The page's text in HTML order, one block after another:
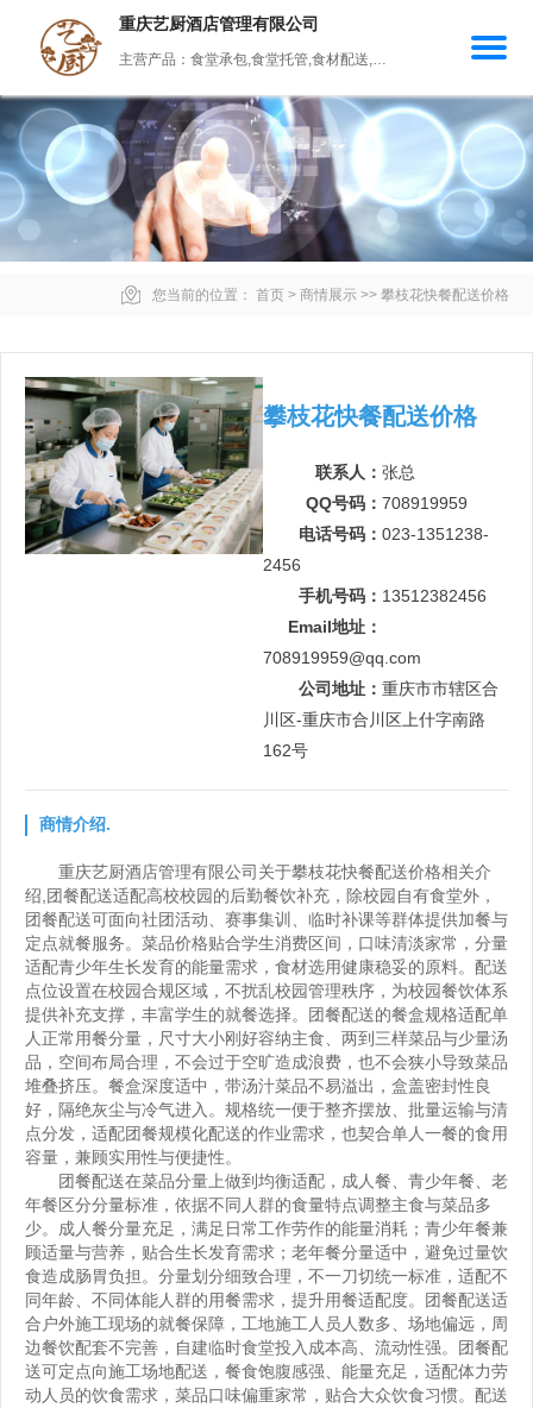
重庆艺厨酒店管理有限公司
主营产品：食堂承包,食堂托管,食材配送,团餐配送,餐饮服务
您当前的位置： 首页 > 商情展示 >> 攀枝花快餐配送价格
攀枝花快餐配送价格
联系人： 张总
QQ号码： 708919959
电话号码： 023-1351238-
2456
手机号码： 13512382456
Email地址：
708919959@qq.com
公司地址： 重庆市市辖区合
川区-重庆市合川区上什字南路
162号
商情介绍.
重庆艺厨酒店管理有限公司关于攀枝花快餐配送价格相关介
绍,团餐配送适配高校校园的后勤餐饮补充，除校园自有食堂外，
团餐配送可面向社团活动、赛事集训、临时补课等群体提供加餐与
定点就餐服务。菜品价格贴合学生消费区间，口味清淡家常，分量
适配青少年生长发育的能量需求，食材选用健康稳妥的原料。配送
点位设置在校园合规区域，不扰乱校园管理秩序，为校园餐饮体系
提供补充支撑，丰富学生的就餐选择。团餐配送的餐盒规格适配单
人正常用餐分量，尺寸大小刚好容纳主食、两到三样菜品与少量汤
品，空间布局合理，不会过于空旷造成浪费，也不会狭小导致菜品
堆叠挤压。餐盒深度适中，带汤汁菜品不易溢出，盒盖密封性良
好，隔绝灰尘与冷气进入。规格统一便于整齐摆放、批量运输与清
点分发，适配团餐规模化配送的作业需求，也契合单人一餐的食用
容量，兼顾实用性与便捷性。
团餐配送在菜品分量上做到均衡适配，成人餐、青少年餐、老
年餐区分分量标准，依据不同人群的食量特点调整主食与菜品多
少。成人餐分量充足，满足日常工作劳作的能量消耗；青少年餐兼
顾适量与营养，贴合生长发育需求；老年餐分量适中，避免过量饮
食造成肠胃负担。分量划分细致合理，不一刀切统一标准，适配不
同年龄、不同体能人群的用餐需求，提升用餐适配度。团餐配送适
合户外施工现场的就餐保障，工地施工人员人数多、场地偏远，周
边餐饮配套不完善，自建临时食堂投入成本高、流动性强。团餐配
送可定点向施工场地配送，餐食饱腹感强、能量充足，适配体力劳
动人员的饮食需求，菜品口味偏重家常，贴合大众饮食习惯。配送